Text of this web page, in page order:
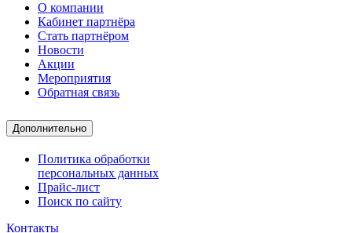
О компании
Кабинет партнёра
Стать партнёром
Новости
Акции
Мероприятия
Обратная связь
Дополнительно
Политика обработки
персональных данных
Прайс-лист
Поиск по сайту
Контакты